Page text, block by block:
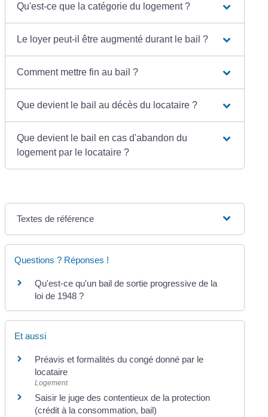
Qu'est-ce que la catégorie du logement ?
Le loyer peut-il être augmenté durant le bail ?
Comment mettre fin au bail ?
Que devient le bail au décès du locataire ?
Que devient le bail en cas d'abandon du
logement par le locataire ?
Textes de référence
Questions ? Réponses !
Qu'est-ce qu'un bail de sortie progressive de la
loi de 1948 ?
Et aussi
Préavis et formalités du congé donné par le
locataire
Logement
Saisir le juge des contentieux de la protection
(crédit à la consommation, bail)